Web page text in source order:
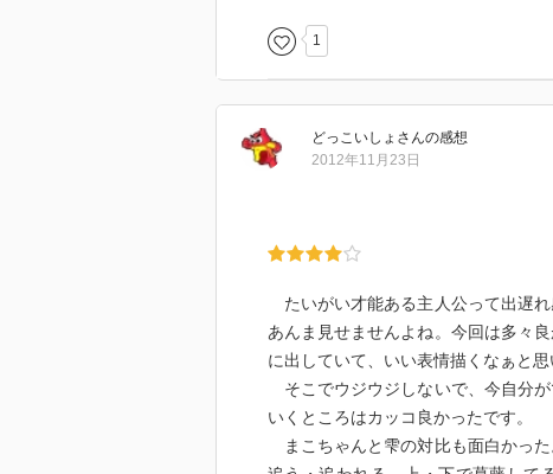
1
どっこいしょ さんの感想
2012年11月23日
たいがい才能ある主人公って出遅
あんま見せませんよね。今回は多々
に出していて、いい表情描くなぁと思
そこでウジウジしないで、今自分
いくところはカッコ良かったです。
まこちゃんと雫の対比も面白かった